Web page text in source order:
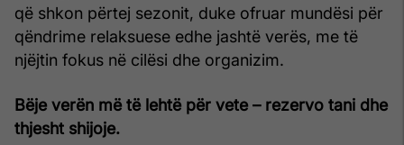
që shkon përtej sezonit, duke ofruar mundësi për
qëndrime relaksuese edhe jashtë verës, me të
njëjtin fokus në cilësi dhe organizim.
Bëje verën më të lehtë për vete – rezervo tani dhe
thjesht shijoje.